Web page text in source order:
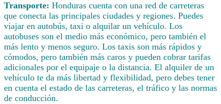
Transporte: Honduras cuenta con una red de carreteras
que conecta las principales ciudades y regiones. Puedes
viajar en autobús, taxi o alquilar un vehículo. Los
autobuses son el medio más económico, pero también el
más lento y menos seguro. Los taxis son más rápidos y
cómodos, pero también más caros y pueden cobrar tarifas
adicionales por el equipaje o la distancia. El alquiler de un
vehículo te da más libertad y flexibilidad, pero debes tener
en cuenta el estado de las carreteras, el tráfico y las normas
de conducción.